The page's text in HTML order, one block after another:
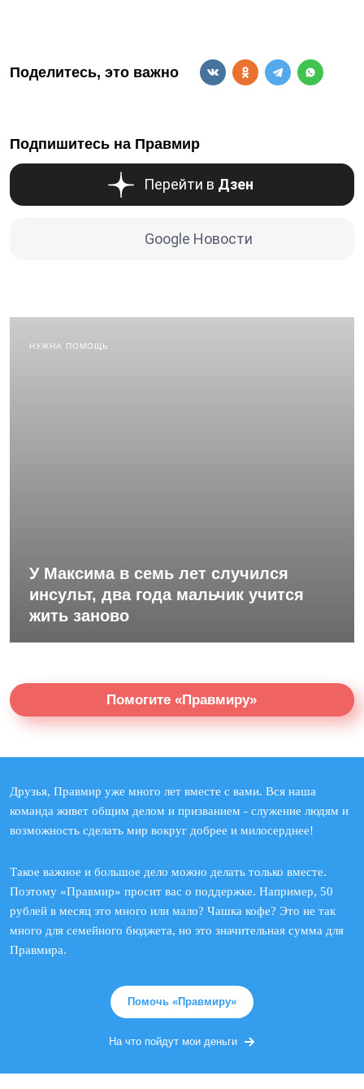
Поделитесь, это важно
Подпишитесь на Правмир
Перейти в Дзен
Google Новости
НУЖНА ПОМОЩЬ
У Максима в семь лет случился
инсульт, два года мальчик учится
жить заново
Помогите «Правмиру»
Друзья, Правмир уже много лет вместе с вами. Вся наша
команда живет общим делом и призванием - служение людям и
возможность сделать мир вокруг добрее и милосерднее!
Такое важное и большое дело можно делать только вместе.
Поэтому «Правмир» просит вас о поддержке. Например, 50
рублей в месяц это много или мало? Чашка кофе? Это не так
много для семейного бюджета, но это значительная сумма для
Правмира.
Помочь «Правмиру»
На что пойдут мои деньги